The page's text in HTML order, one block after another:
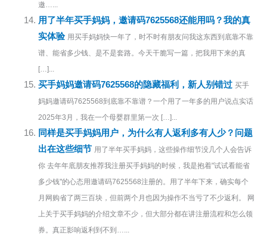
邀…...
用了半年买手妈妈，邀请码7625568还能用吗？我的真
实体验 用买手妈妈快一年了，时不时有朋友问我这东西到底靠不靠
谱、能省多少钱、是不是套路。今天干脆写一篇，把我用下来的真
[…]...
买手妈妈邀请码7625568的隐藏福利，新人别错过 买手
妈妈邀请码7625568到底靠不靠谱？一个用了一年多的用户说点实话
2025年3月，我在一个母婴群里第一次 […]...
同样是买手妈妈用户，为什么有人返利多有人少？问题
出在这些细节 用了半年买手妈妈，这些操作细节没几个人会告诉
你 去年年底朋友推荐我注册买手妈妈的时候，我是抱着"试试看能省
多少钱"的心态用邀请码7625568注册的。用了半年下来，确实每个
月网购省了两三百块，但前两个月也因为操作不当亏了不少返利。 网
上关于买手妈妈的介绍文章不少，但大部分都在讲注册流程和怎么领
券。真正影响返利到不到…...